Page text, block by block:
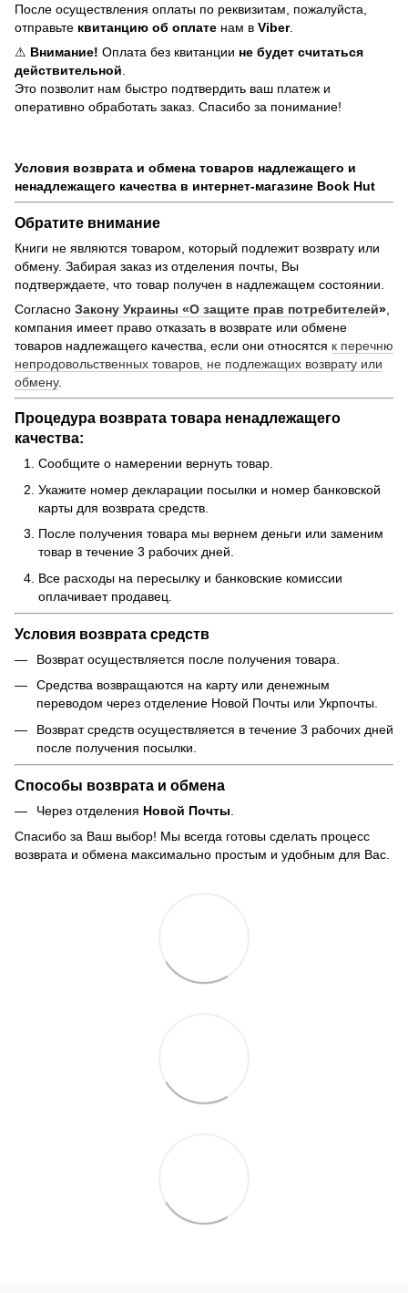
После осуществления оплаты по реквизитам, пожалуйста,
отправьте квитанцию об оплате нам в Viber.
⚠ Внимание! Оплата без квитанции не будет считаться
действительной
Это позволит нам быстро подтвердить ваш платеж и
оперативно обработать заказ. Спасибо за понимание!
Условия возврата и обмена товаров надлежащего и
ненадлежащего качества в интернет-магазине Book Hut
Обратите внимание
Книги не являются товаром, который подлежит возврату или
обмену. Забирая заказ из отделения почты, Вы
подтверждаете, что товар получен в надлежащем состоянии.
Согласно Закону Украины «О защите прав потребителей»
компания имеет право отказать в возврате или обмене
товаров надлежащего качества, если они относятся к перечню
непродовольственных товаров, не подлежащих возврату или
обмену.
Процедура возврата товара ненадлежащего
качества:
Сообщите о намерении вернуть товар.
Укажите номер декларации посылки и номер банковской
карты для возврата средств.
После получения товара мы вернем деньги или заменим
товар в течение 3 рабочих дней.
Все расходы на пересылку и банковские комиссии
оплачивает продавец.
Условия возврата средств
Возврат осуществляется после получения товара.
Средства возвращаются на карту или денежным
переводом через отделение Новой Почты или Укрпочты.
Возврат средств осуществляется в течение 3 рабочих дней
после получения посылки.
Способы возврата и обмена
Через отделения Новой Почты
Спасибо за Ваш выбор! Мы всегда готовы сделать процесс
возврата и обмена максимально простым и удобным для Вас.